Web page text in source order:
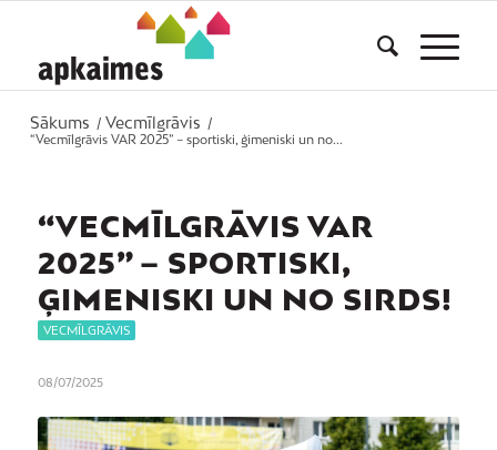
Sākums / Vecmīlgrāvis
/
“Vecmīlgrāvis VAR 2025” – sportiski, ģimeniski un no...
“VECMĪLGRĀVIS VAR
2025” – SPORTISKI,
ĢIMENISKI UN NO SIRDS!
VECMĪLGRĀVIS
08/07/2025